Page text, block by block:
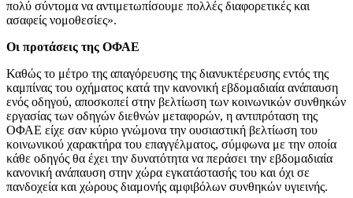
πολύ σύντομα να αντιμετωπίσουμε πολλές διαφορετικές και
ασαφείς νομοθεσίες».
Οι προτάσεις της ΟΦΑΕ
Καθώς το μέτρο της απαγόρευσης της διανυκτέρευσης εντός της
καμπίνας του οχήματος κατά την κανονική εβδομαδιαία ανάπαυση
ενός οδηγού, αποσκοπεί στην βελτίωση των κοινωνικών συνθηκών
εργασίας των οδηγών διεθνών μεταφορών, η αντιπρόταση της
ΟΦΑΕ είχε σαν κύριο γνώμονα την ουσιαστική βελτίωση του
κοινωνικού χαρακτήρα του επαγγέλματος, σύμφωνα με την οποία
κάθε οδηγός θα έχει την δυνατότητα να περάσει την εβδομαδιαία
κανονική ανάπαυση στην χώρα εγκατάστασής του και όχι σε
πανδοχεία και χώρους διαμονής αμφιβόλων συνθηκών υγιεινής.